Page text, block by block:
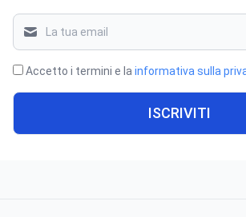
Accetto i termini e la informativa sulla
ISCRIVITI